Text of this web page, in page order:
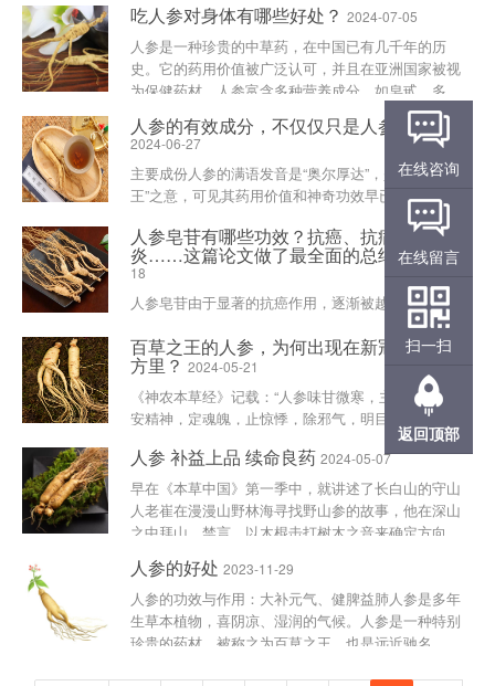
吃人参对身体有哪些好处？ 2024-07-05
人参是一种珍贵的中草药，在中国已有几千年的历
史。它的药用价值被广泛认可，并且在亚洲国家被视
为保健药材。人参富含多种营养成分，如皂甙、多
糖、人参三酯等，具有多种保健功效。在本文中，我
们将探讨吃人参对身体......
人参的有效成分，不仅仅只是人参皂苷
2024-06-27
主要成份人参的满语发音是“奥尔厚达”，是“百草之
王”之意，可见其药用价值和神奇功效早已被世人所
公认。人参主要含人参皂苷，人参多糖，人参蛋白等
生物活性成份，是人参具有“百草之王”美誉的物质基
础。人参皂苷......
人参皂苷有哪些功效？抗癌、抗病毒、抗
炎……这篇论文做了最全面的总结
2024-06-
18
人参皂苷由于显著的抗癌作用，逐渐被越来越多的人
所认识，但是人参皂苷的功效绝不仅仅是抗肿瘤这一
种，人参皂苷具有丰富的医学功效。3月份发表的一
篇国际论文，详细总结了人参皂苷的各种功效，这是
目前为止对人参皂......
百草之王的人参，为何出现在新冠重症处
方里？ 2024-05-21
《神农本草经》记载：“人参味甘微寒，主补五脏，
安精神，定魂魄，止惊悸，除邪气，明目，开心益
智，久服轻身延年”，列为上品，为百草之王，是临
床常用的滋补性药物。《新型冠状病毒感染的肺炎诊
疗方案（试行第四版......
人参 补益上品 续命良药 2024-05-07
早在《本草中国》第一季中，就讲述了长白山的守山
人老崔在漫漫山野林海寻找野山参的故事，他在深山
之中拜山、禁言，以木棍击打树木之音来确定方向，
跋涉寻参的样子......
人参的好处 2023-11-29
人参的功效与作用：大补元气、健脾益肺人参是多年
生草本植物，喜阴凉、湿润的气候。人参是一种特别
珍贵的药材，被称之为百草之王，也是远近驰名
在线咨询
在线留言
扫一扫
返回顶部